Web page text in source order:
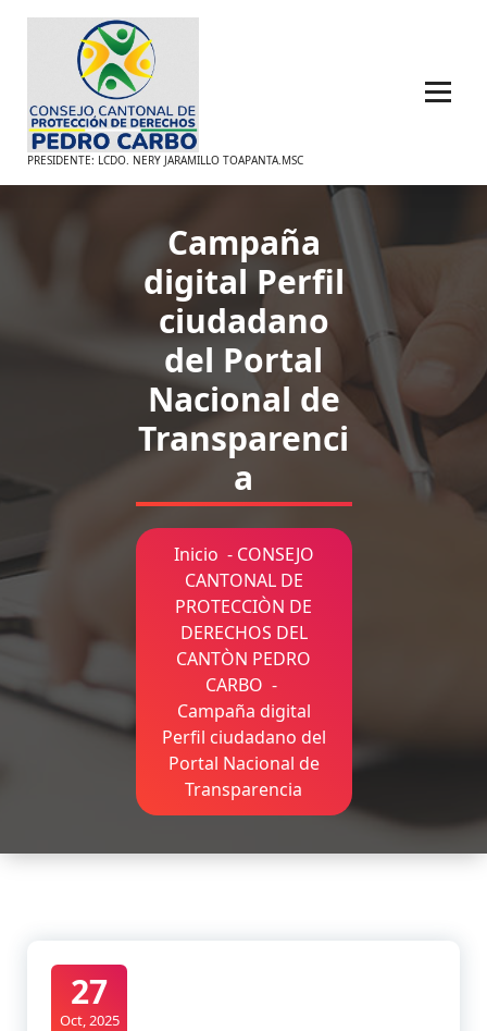
Saltar
contenido
PRESIDENTE: LCDO. NERY JARAMILLO TOAPANTA.MSC
Campaña
digital Perfil
ciudadano
del Portal
Nacional de
Transparenci
a
Inicio - CONSEJO
CANTONAL DE
PROTECCIÒN DE
DERECHOS DEL
CANTÒN PEDRO
CARBO -
Campaña digital
Perfil ciudadano del
Portal Nacional de
Transparencia
27
Oct, 2025